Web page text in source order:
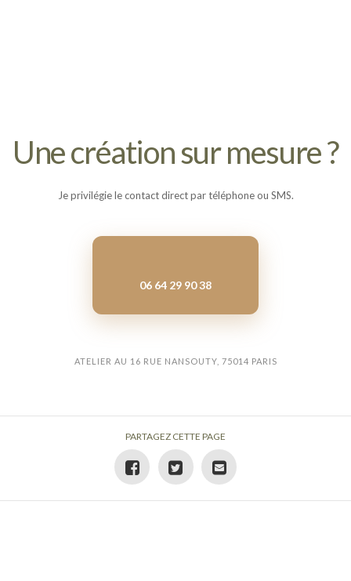
Une création sur mesure ?
Je privilégie le contact direct par téléphone ou SMS.
06 64 29 90 38
ATELIER AU 16 RUE NANSOUTY, 75014 PARIS
PARTAGEZ CETTE PAGE